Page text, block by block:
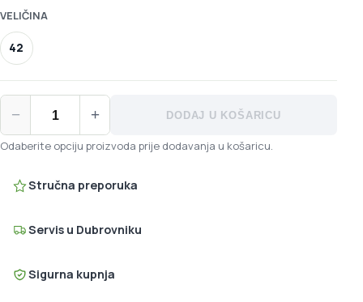
VELIČINA
42
−
North Sails Performance ženske kratke hlače STRETCH
+ DODAJ U KOŠARICU
Odaberite opciju proizvoda prije dodavanja u košaricu.
Stručna preporuka
Servis u Dubrovniku
Sigurna kupnja